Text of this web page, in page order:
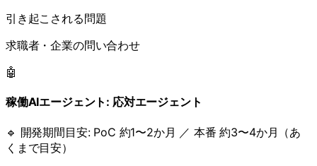
引き起こされる問題
求職者・企業の問い合わせ
🤖
稼働AIエージェント: 応対エージェント
🔹 開発期間目安: PoC 約1〜2か月 ／ 本番 約3〜4か月（あ
くまで目安）